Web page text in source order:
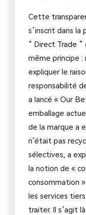
Cette
s’inscrit dans la
“ Direct Trade
même principe :
expliquer le
responsabilité
a lancé « Our
emballage
de la marque a
n’était pas
sélectives, a
la notion de «
consommation
les services
traiter. Il s’agit